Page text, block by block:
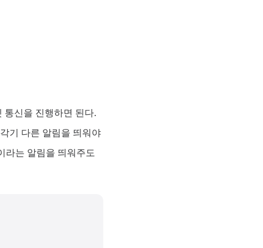
통신을 진행하면 된다.
기 다른 알림을 띄워야
라는 알림을 띄워주도